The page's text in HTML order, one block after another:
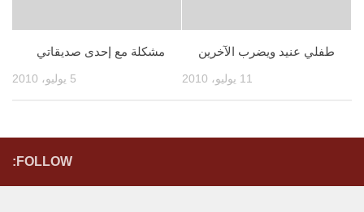
مشكلة مع إحدى صديقاتي
5 يوليو، 2010
طفلي عنيد ويضرب الآخرين
11 يوليو، 2010
FOLLOW: